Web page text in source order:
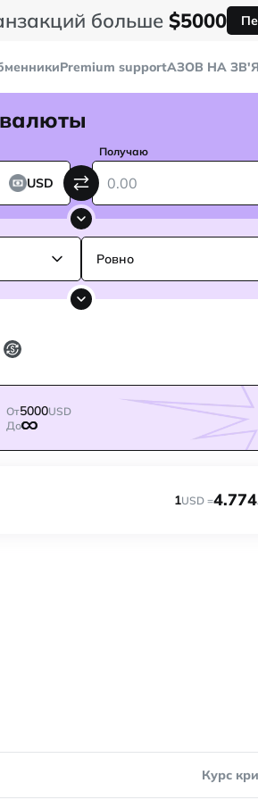
больше $5000
Premium supportAЗОВ НА
USD
Получаю
Ровно
От5000USD
До
1USD =4.774
Курс